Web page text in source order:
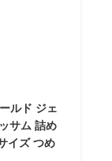
ルド ジェ
サム 詰め
イズ つめ